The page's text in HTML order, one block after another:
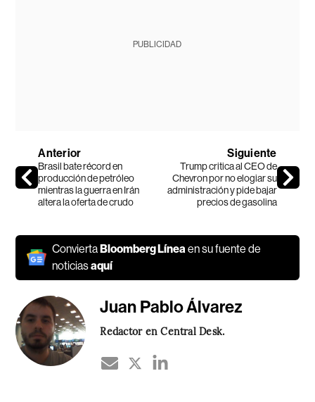
PUBLICIDAD
Anterior
Brasil bate récord en
producción de petróleo
mientras la guerra en Irán
altera la oferta de crudo
Siguiente
Trump critica al CEO de
Chevron por no elogiar su
administración y pide bajar
precios de gasolina
ConviertaBloomberg Línea en su fuente de
noticiasaquí
Juan Pablo Álvarez
Redactor en Central Desk.